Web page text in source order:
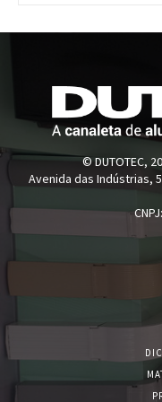
© DUTOTEC,
Avenida das Indústrias,